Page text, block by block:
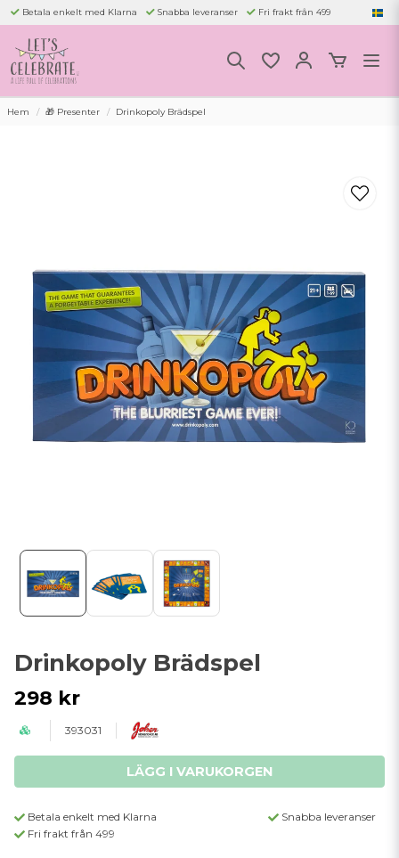
Betala enkelt med Klarna Snabba leveranser Fri frakt från 499
Hem 🎁 Presenter Drinkopoly Brädspel
Drinkopoly Brädspel
298 kr
393031
LÄGG I VARUKORGEN
Betala enkelt med Klarna
Snabba leveranser
Fri frakt från 499